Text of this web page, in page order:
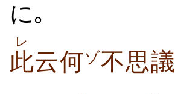
に｡
此
レ
云何ゾ不思議